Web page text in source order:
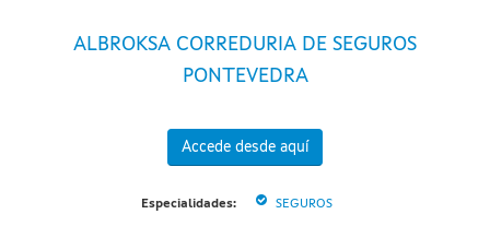
ALBROKSA CORREDURIA DE SEGUROS
PONTEVEDRA
Accede desde aquí
Especialidades: SEGUROS